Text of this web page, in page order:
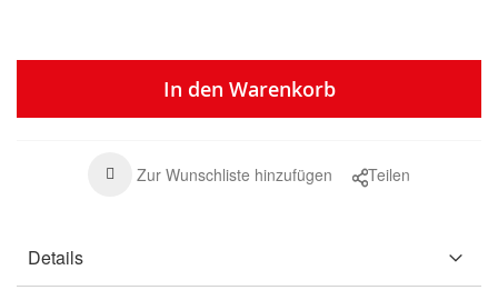
In den Warenkorb
Zur Wunschliste hinzufügen Teilen
Details